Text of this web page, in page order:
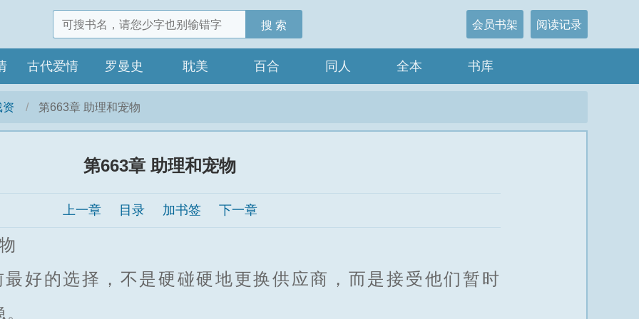
搜 索 阅读记录
会员书架
古代爱情 罗曼史 耽美 百合 同人 全本 书库
资 第663章 助理和宠物
第663章 助理和宠物
上一章 目录 加书签 下一章
的选择，不是硬碰硬地更换供应商，而是接受他们暂时